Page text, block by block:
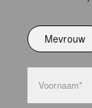
Mevrouw
Voornaam*